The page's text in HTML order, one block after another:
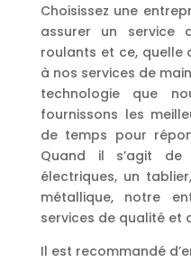
Choisissez une
assurer un service
roulants et ce, quelle
à nos services de
technologie que
fournissons les
de temps pour
Quand il s’agit de
électriques, un
métallique, notre
services de qualité et
Il est recommandé